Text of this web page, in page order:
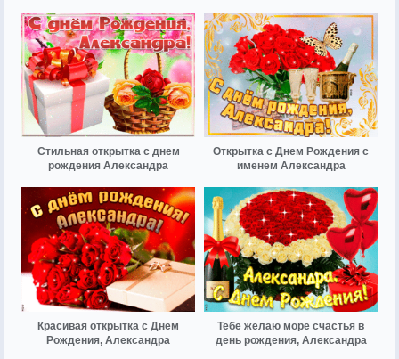
Стильная открытка с днем
рождения Александра
Открытка с Днем Рождения с
именем Александра
Красивая открытка с Днем
Рождения, Александра
Тебе желаю море счастья в
день рождения, Александра